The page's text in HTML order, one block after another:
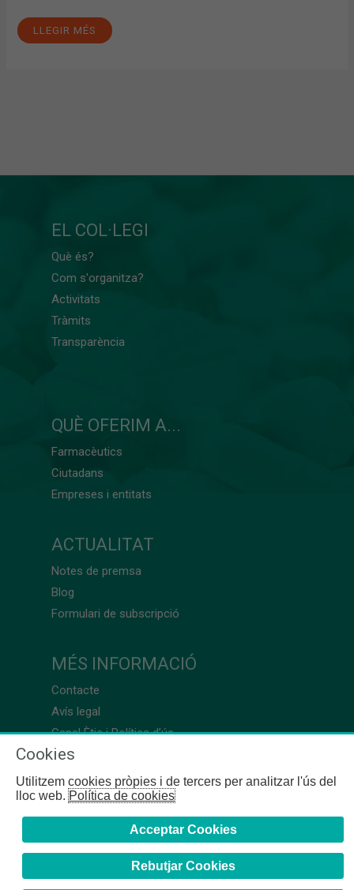
LLEGIR MÉS
EL COL·LEGI
Què és?
Com s'organitza?
Activitats
Tràmits
Transparència
QUÈ OFERIM A...
Farmacèutics
Ciutadans
Empreses i entitats
ACTUALITAT
Notes de premsa
Blog
Formulari de subscripció
MÉS INFORMACIÓ
Contacte
Avís legal
Canal Ètic i Política d’ús
Cookies
Utilitzem cookies pròpies i de tercers per analitzar l'ús del
lloc web.Política de cookies
Acceptar Cookies
Rebutjar Cookies